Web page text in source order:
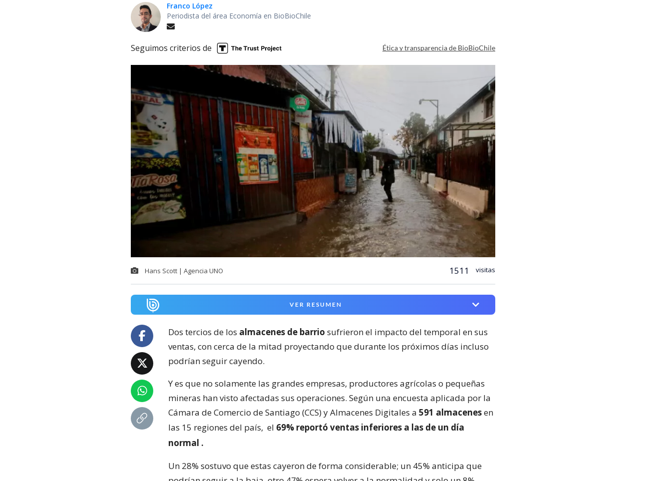
Franco López
Periodista del área Economía en BioBioChile
Seguimos criterios de Ética y transparencia de BioBioChile
Hans Scott | Agencia UNO 1511 visitas
VER RESUMEN
Dos tercios de los almacenes de barrio sufrieron el impacto del temporal en sus
ventas, con cerca de la mitad proyectando que durante los próximos días incluso
podrían seguir cayendo.
Y es que no solamente las grandes empresas, productores agrícolas o pequeñas
mineras han visto afectadas sus operaciones. Según una encuesta aplicada por la
Cámara de Comercio de Santiago (CCS) y Almacenes Digitales a 591 almacenesen
las 15 regiones del país, el 69% reportó ventas inferiores a las de un día
normal .
Un 28% sostuvo que estas cayeron de forma considerable; un 45% anticipa que